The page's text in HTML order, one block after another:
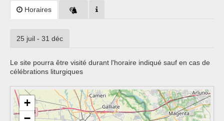
Horaires
25 juil - 31 déc
Le site pourra être visité durant l'horaire indiqué sauf en cas de
célébrations liturgiques
+
−